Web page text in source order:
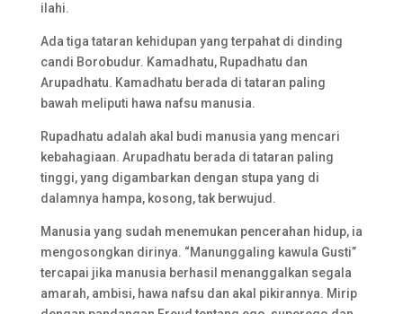
ilahi.
Ada tiga tataran kehidupan yang terpahat di dinding
candi Borobudur. Kamadhatu, Rupadhatu dan
Arupadhatu. Kamadhatu berada di tataran paling
bawah meliputi hawa nafsu manusia.
Rupadhatu adalah akal budi manusia yang mencari
kebahagiaan. Arupadhatu berada di tataran paling
tinggi, yang digambarkan dengan stupa yang di
dalamnya hampa, kosong, tak berwujud.
Manusia yang sudah menemukan pencerahan hidup, ia
mengosongkan dirinya. “Manunggaling kawula Gusti”
tercapai jika manusia berhasil menanggalkan segala
amarah, ambisi, hawa nafsu dan akal pikirannya. Mirip